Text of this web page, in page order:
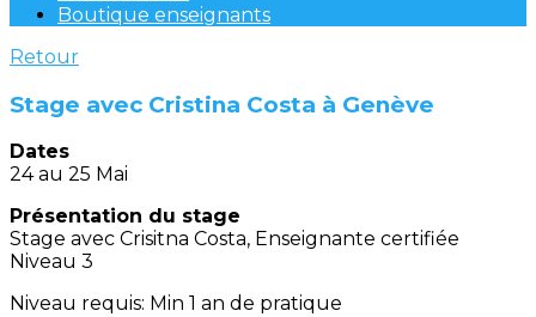
Boutique enseignants
Retour
Stage avec Cristina Costa à Genève
Dates
24 au 25 Mai
Présentation du stage
Stage avec Crisitna Costa, Enseignante certifiée
Niveau 3
Niveau requis: Min 1 an de pratique